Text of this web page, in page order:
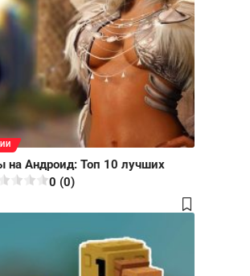
на Андроид: Топ 10 лучших
0 (0)